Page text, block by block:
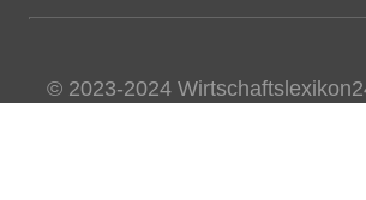
© 2023-2024